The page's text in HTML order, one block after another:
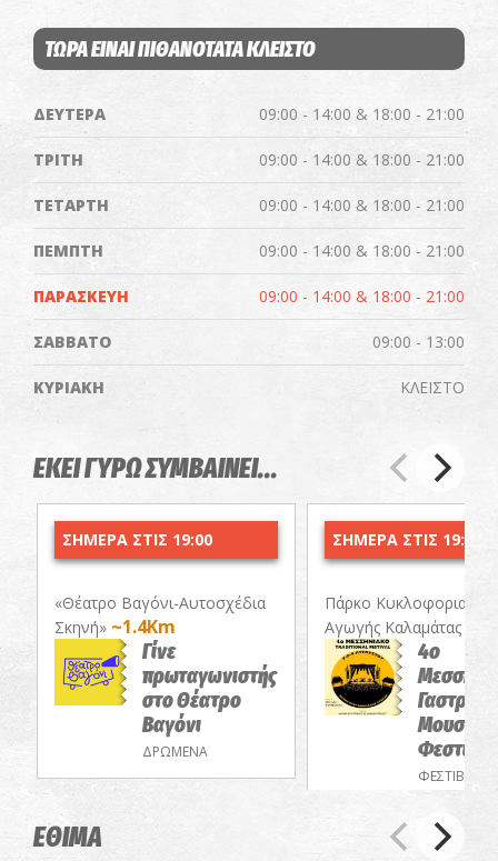
ΤΩΡΑ ΕΙΝΑΙ ΠΙΘΑΝΟΤΑΤΑ ΚΛΕΙΣΤΟ
ΔΕΥΤΕΡΑ 09:00 - 14:00 & 18:00 - 21:00
ΤΡΙΤΗ 09:00 - 14:00 & 18:00 - 21:00
ΤΕΤΑΡΤΗ 09:00 - 14:00 & 18:00 - 21:00
ΠΕΜΠΤΗ 09:00 - 14:00 & 18:00 - 21:00
ΠΑΡΑΣΚΕΥΗ 09:00 - 14:00 & 18:00 - 21:00
ΣΑΒΒΑΤΟ 09:00 - 13:00
ΚΥΡΙΑΚΗ ΚΛΕΙΣΤΟ
ΕΚΕΙ ΓΥΡΩ ΣΥΜΒΑΙΝΕΙ...
ΣΗΜΕΡΑ ΣΤΙΣ 19:00
«Θέατρο Βαγόνι-Αυτοσχέδια
Σκηνή» ~1.4Km
Γίνε
πρωταγωνιστής
στο Θέατρο
Βαγόνι
ΔΡΩΜΕΝΑ
ΣΗΜΕΡΑ ΣΤΙΣ 19:30
Πάρκο Κυκλοφοριακής
Αγωγής Καλαμάτας
4ο
Μουσικό
ΦΕΣΤΙΒΑΛ
ΕΘΙΜΑ